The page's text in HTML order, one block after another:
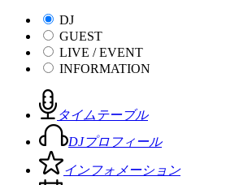
DJ
GUEST
LIVE / EVENT
INFORMATION
タイムテーブル
DJプロフィール
インフォメーション